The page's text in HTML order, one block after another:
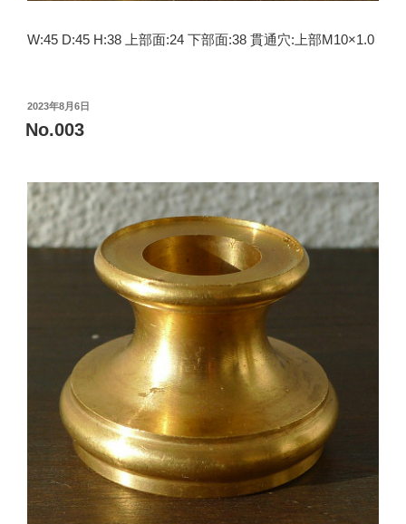
W:45 D:45 H:38 上部面:24 下部面:38 貫通穴:上部M10×1.0
投
稿
日:
2023年8月6日
No.003